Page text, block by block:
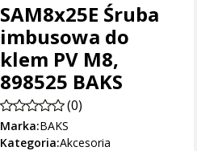
SAM8x25E Śruba
imbusowa do
klem PV M8,
898525 BAKS
(0)
Marka:BAKS
Kategoria:Akcesoria